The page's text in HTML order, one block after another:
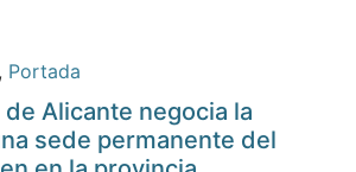
, Portada
Alicante negocia la
sede permanente del